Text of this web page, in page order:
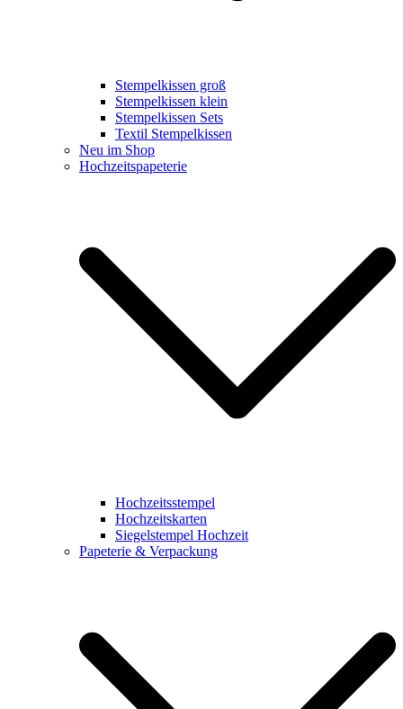
Stempelkissen groß
Stempelkissen klein
Stempelkissen Sets
Textil Stempelkissen
Neu im Shop
Hochzeitspapeterie
Hochzeitsstempel
Hochzeitskarten
Siegelstempel Hochzeit
Papeterie & Verpackung